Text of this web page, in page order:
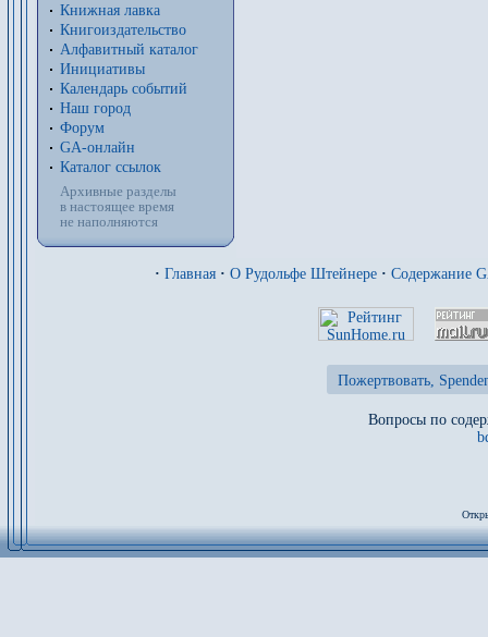
Книжная лавка
Книгоиздательство
Алфавитный каталог
Инициативы
Календарь событий
Наш город
Форум
GA-онлайн
Каталог ссылок
Архивные разделы
в настоящее время
не наполняются
· Главная · О Рудольфе Штейнере · Содержание
Пожертвовать,
Вопросы по